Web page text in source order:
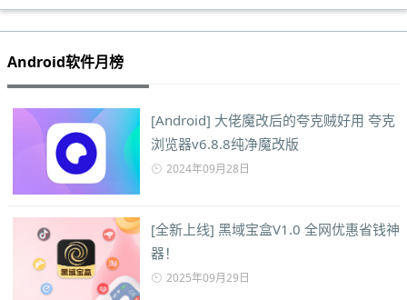
Android软件月榜
[Android] 大佬魔改后的夸克贼好用 夸克
浏览器v6.8.8纯净魔改版
2024年09月28日
[全新上线] 黑域宝盒V1.0 全网优惠省钱神
器！
2025年09月29日